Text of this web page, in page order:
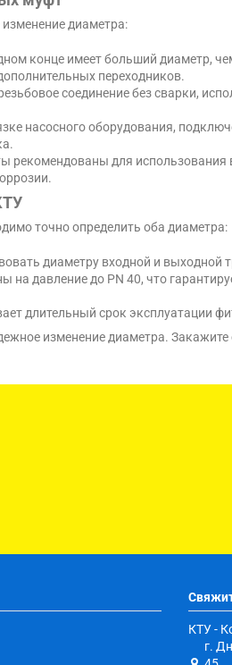
диаметра:
конце имеет больший диаметр,
переходников.
соединение без сварки,
насосного оборудования,
для использования
точно определить оба диаметра:
диаметру входной и выходной
на давление до PN 40, что
длительный срок эксплуатации
изменение диаметра.
КТУ -
г.